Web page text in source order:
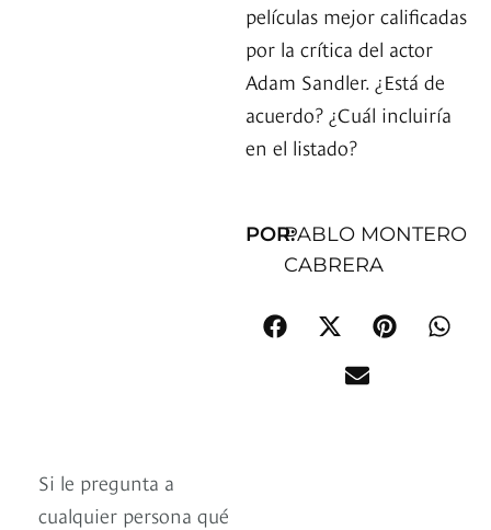
películas mejor calificadas
por la crítica del actor
Adam Sandler. ¿Está de
acuerdo? ¿Cuál incluiría
en el listado?
POR:PABLO MONTERO
CABRERA
Si le pregunta a
cualquier persona qué